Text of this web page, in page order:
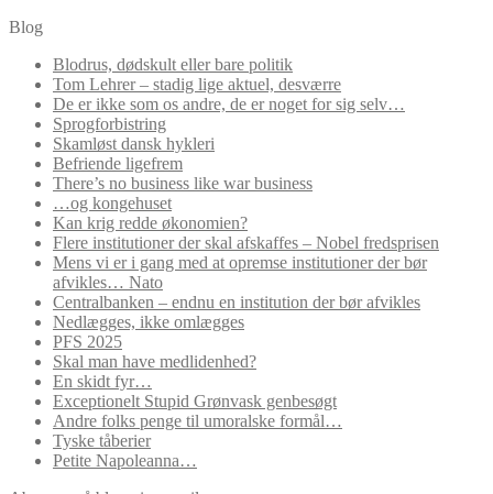
Blog
Blodrus, dødskult eller bare politik
Tom Lehrer – stadig lige aktuel, desværre
De er ikke som os andre, de er noget for sig selv…
Sprogforbistring
Skamløst dansk hykleri
Befriende ligefrem
There’s no business like war business
…og kongehuset
Kan krig redde økonomien?
Flere institutioner der skal afskaffes – Nobel fredsprisen
Mens vi er i gang med at opremse institutioner der bør
afvikles… Nato
Centralbanken – endnu en institution der bør afvikles
Nedlægges, ikke omlægges
PFS 2025
Skal man have medlidenhed?
En skidt fyr…
Exceptionelt Stupid Grønvask genbesøgt
Andre folks penge til umoralske formål…
Tyske tåberier
Petite Napoleanna…